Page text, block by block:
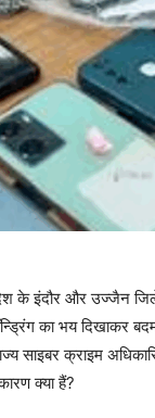
के इंदौर और उज्जैन
का भय दिखाकर
क्राइम
क्या हैं?